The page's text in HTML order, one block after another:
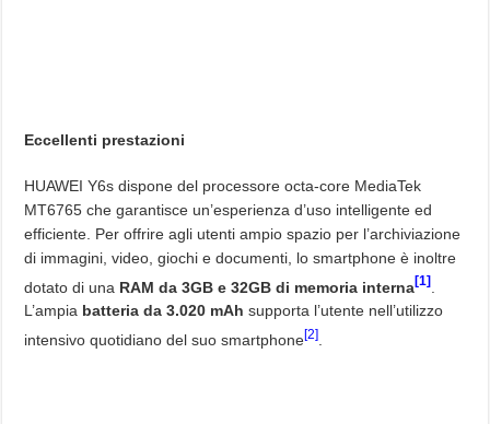
Eccellenti prestazioni
HUAWEI Y6s dispone del processore octa-core MediaTek
MT6765 che garantisce un’esperienza d’uso intelligente ed
efficiente. Per offrire agli utenti ampio spazio per l’archiviazione
di immagini, video, giochi e documenti, lo smartphone è inoltre
dotato di una RAM da 3GB e 32GB di memoria interna[1]
L’ampia batteria da 3.020 mAh supporta l’utente nell’utilizzo
intensivo quotidiano del suo smartphone[2]